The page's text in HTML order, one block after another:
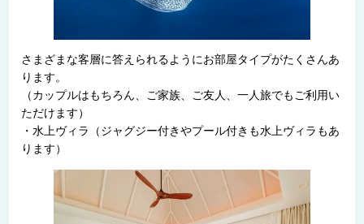
さまざまな客層に答えられるようにお部屋タイプがたくさんあ
ります。
（カップルはもちろん、ご家族、ご友人、一人旅でもご利用い
ただけます）
・水上ヴィラ（ジャグジー付きやプール付きも水上ヴィラもあ
ります）